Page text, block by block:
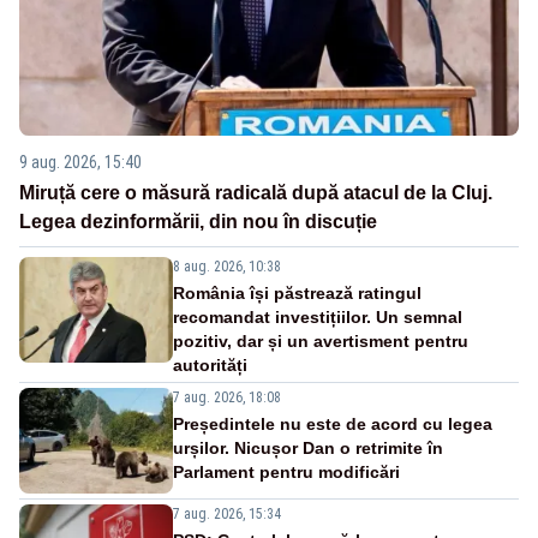
9 aug. 2026, 15:40
Miruță cere o măsură radicală după atacul de la Cluj.
Legea dezinformării, din nou în discuție
8 aug. 2026, 10:38
România își păstrează ratingul
recomandat investițiilor. Un semnal
pozitiv, dar și un avertisment pentru
autorități
7 aug. 2026, 18:08
Președintele nu este de acord cu legea
urșilor. Nicușor Dan o retrimite în
Parlament pentru modificări
7 aug. 2026, 15:34